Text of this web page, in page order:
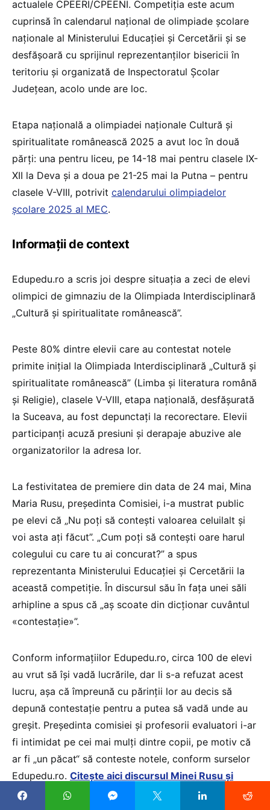
actualele CPEERI/CPEENI. Competiţia este acum
cuprinsă în calendarul național de olimpiade școlare
naționale al Ministerului Educației şi Cercetării și se
desfășoară cu sprijinul reprezentanților bisericii în
teritoriu şi organizată de Inspectoratul Şcolar
Judeţean, acolo unde are loc.
Etapa națională a olimpiadei naționale Cultură și
spiritualitate românească 2025 a avut loc în două
părți: una pentru liceu, pe 14-18 mai pentru clasele IX-
XII la Deva și a doua pe 21-25 mai la Putna – pentru
clasele V-VIII, potrivit calendarului olimpiadelor
școlare 2025 al MEC.
Informații de context
Edupedu.ro a scris joi despre situația a zeci de elevi
olimpici de gimnaziu de la Olimpiada Interdisciplinară
„Cultură și spiritualitate românească”.
Peste 80% dintre elevii care au contestat notele
primite inițial la Olimpiada Interdisciplinară „Cultură și
spiritualitate românească” (Limba și literatura română
și Religie), clasele V-VIII, etapa națională, desfășurată
la Suceava, au fost depunctați la recorectare. Elevii
participanți acuză presiuni și derapaje abuzive ale
organizatorilor la adresa lor.
La festivitatea de premiere din data de 24 mai, Mina
Maria Rusu, președinta Comisiei, i-a mustrat public
pe elevi că „Nu poți să contești valoarea celuilalt și
voi asta ați făcut”. „Cum poți să contești oare harul
colegului cu care tu ai concurat?” a spus
reprezentanta Ministerului Educației și Cercetării la
această competiție. În discursul său în fața unei săli
arhipline a spus că „aș scoate din dicționar cuvântul
«contestație»”.
Conform informațiilor Edupedu.ro, circa 100 de elevi
au vrut să își vadă lucrările, dar li s-a refuzat acest
lucru, așa că împreună cu părinții lor au decis să
depună contestație pentru a putea să vadă unde au
greșit. Președinta comisiei și profesorii evaluatori i-ar
fi intimidat pe cei mai mulți dintre copii, pe motiv că
ar fi „un păcat“ să conteste notele, conform surselor
Edupedu.ro. Citește aici discursul Minei Rusu și
mărturiile elevilor